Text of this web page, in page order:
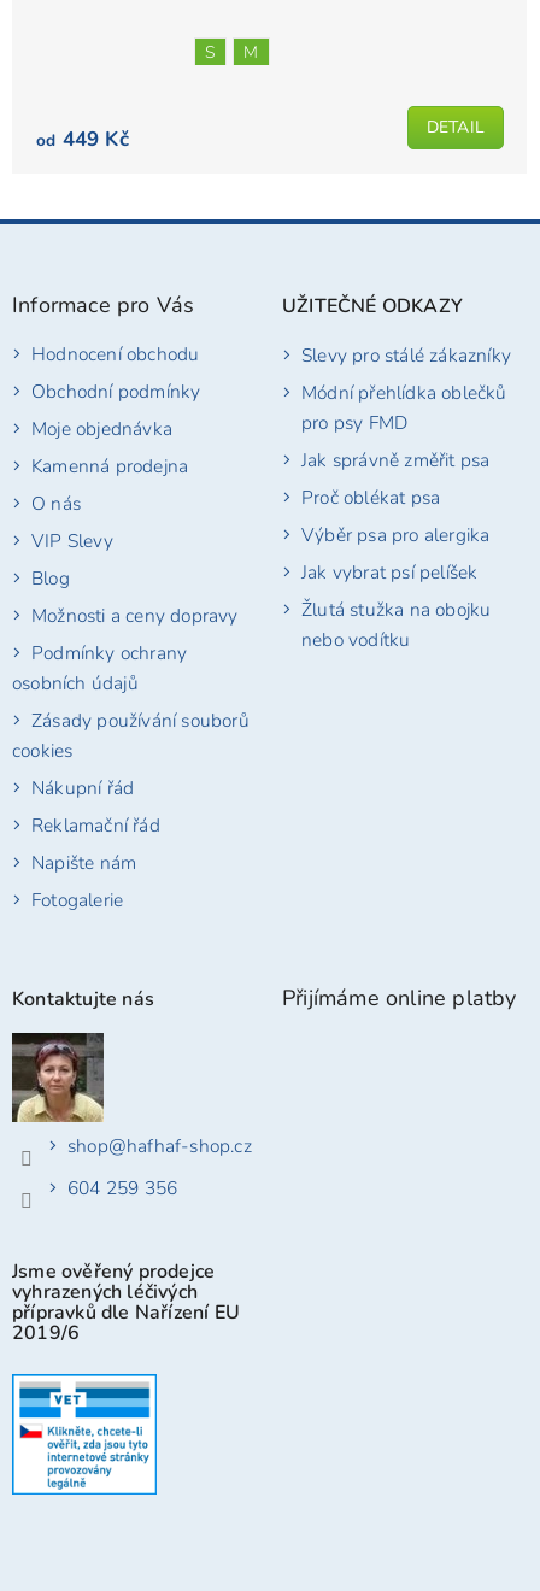
od 449 Kč DETAIL
S M
Z
Informace pro Vás
Hodnocení obchodu
Obchodní podmínky
Moje objednávka
Kamenná prodejna
O nás
VIP Slevy
Blog
Možnosti a ceny dopravy
Podmínky ochrany
osobních údajů
Zásady používání souborů
cookies
Nákupní řád
Reklamační řád
Napište nám
Fotogalerie
UŽITEČNÉ ODKAZY
Slevy pro stálé zákazníky
Módní přehlídka oblečků
pro psy FMD
Jak správně změřit psa
Proč oblékat psa
Výběr psa pro alergika
Jak vybrat psí pelíšek
Žlutá stužka na obojku
nebo vodítku
Kontaktujte nás
shop@hafhaf-shop.cz
604 259 356
Jsme ověřený prodejce
vyhrazených léčivých
přípravků dle Nařízení EU
2019/6
Přijímáme online platby